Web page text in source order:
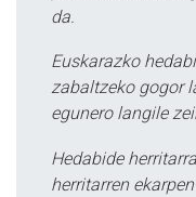
da.
Euskarazko
zabaltzeko gogor
egunero langile
Hedabide
herritarren